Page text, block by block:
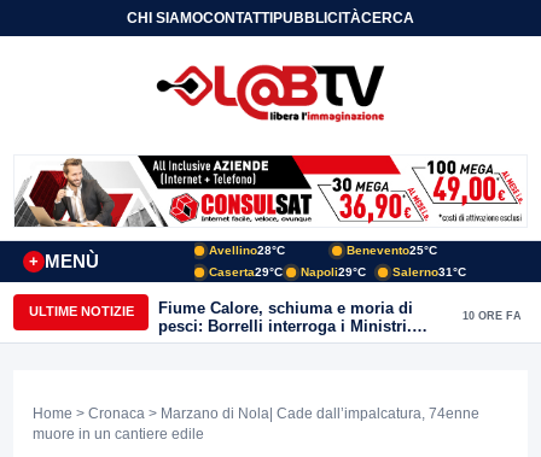
CHI SIAMOCONTATTIPUBBLICITÀCERCA
MENÙ
+
Avellino28°C Benevento25°C
Caserta29°C Napoli29°C Salerno31°C
ULTIME NOTIZIE
Fiume Calore, schiuma e moria di
pesci: Borrelli interroga i Ministri.
“Benevento paga l’assenza del
10 ORE FA
Home > Cronaca > Marzano di Nola| Cade dall’impalcatura, 74enne
muore in un cantiere edile